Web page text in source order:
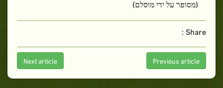
(מסופר על ידי מוסלם)
Share :
Previous article
Next article